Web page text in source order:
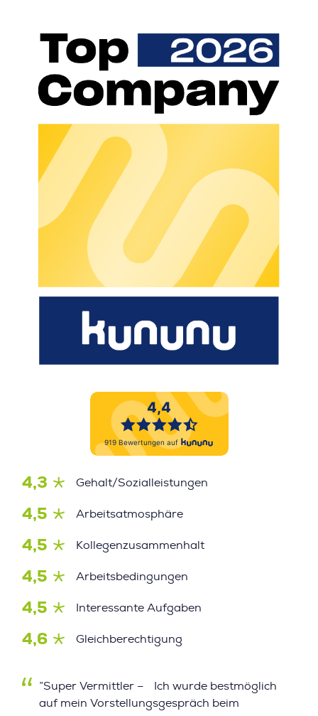
4,3 Gehalt/Sozialleistungen
4,5 Arbeitsatmosphäre
4,5 Kollegenzusammenhalt
4,5 Arbeitsbedingungen
4,5 Interessante Aufgaben
4,6 Gleichberechtigung
”Super Vermittler – Ich wurde bestmöglich
auf mein Vorstellungsgespräch beim